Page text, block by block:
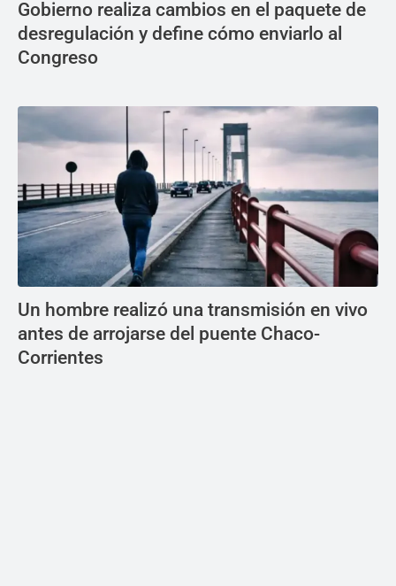
Gobierno realiza cambios en el paquete de
desregulación y define cómo enviarlo al
Congreso
Un hombre realizó una transmisión en vivo
antes de arrojarse del puente Chaco-
Corrientes